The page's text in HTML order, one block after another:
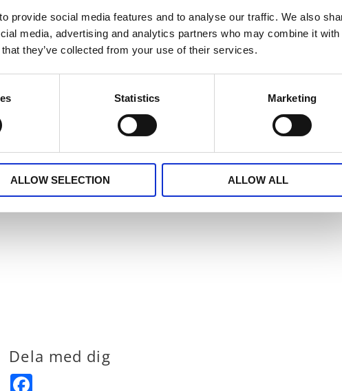
provide social media features and to analyse our traffic. We also
media, advertising and analytics partners who may combine it with
they’ve collected from your use of their services.
Statistics Marketing
ALLOW SELECTION ALLOW ALL
rynkbandskrokar eller hänga upp direkt på stången
Dela med dig